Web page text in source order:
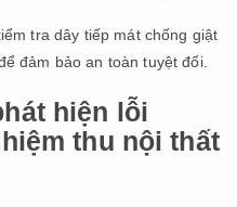
tra dây tiếp mát chống giật
đảm bảo an toàn tuyệt đối.
hiện lỗi
thu nội thất